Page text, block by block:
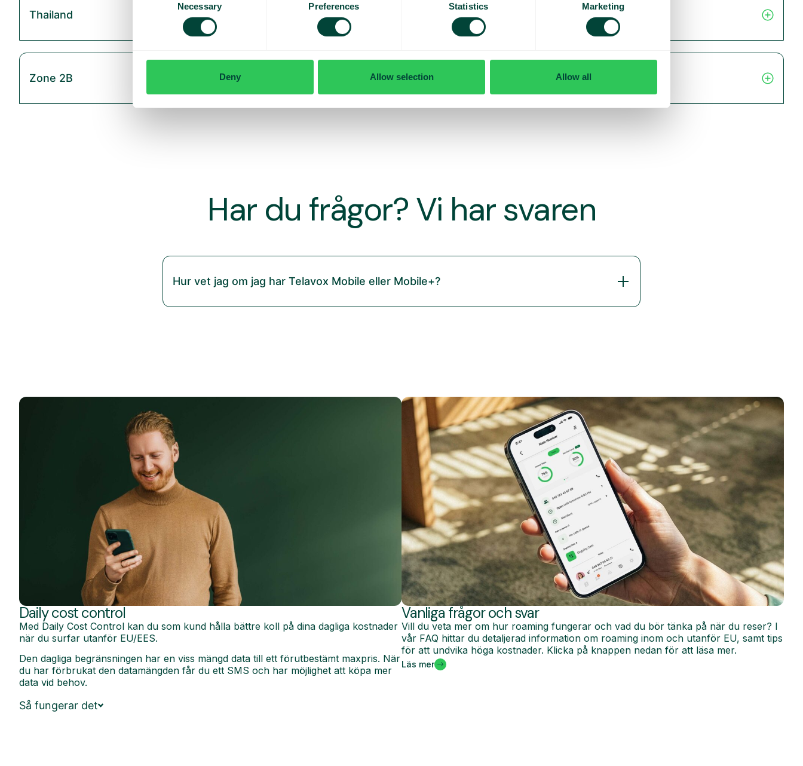
Necessary Preferences Statistics Marketing
Deny Allow selection Allow all
Thailand
Zone 2B
Har du frågor? Vi har svaren
Hur vet jag om jag har Telavox Mobile eller Mobile+?
Daily cost control
Med Daily Cost Control kan du som kund hålla bättre koll på dina dagliga kostnader
när du surfar utanför EU/EES.
Den dagliga begränsningen har en viss mängd data till ett förutbestämt maxpris. När
du har förbrukat den datamängden får du ett SMS och har möjlighet att köpa mer
data vid behov.
Så fungerar det
Vanliga frågor och svar
Vill du veta mer om hur roaming fungerar och vad du bör tänka på när du reser? I
vår FAQ hittar du detaljerad information om roaming inom och utanför EU, samt tips
för att undvika höga kostnader. Klicka på knappen nedan för att läsa mer.
Läs mer